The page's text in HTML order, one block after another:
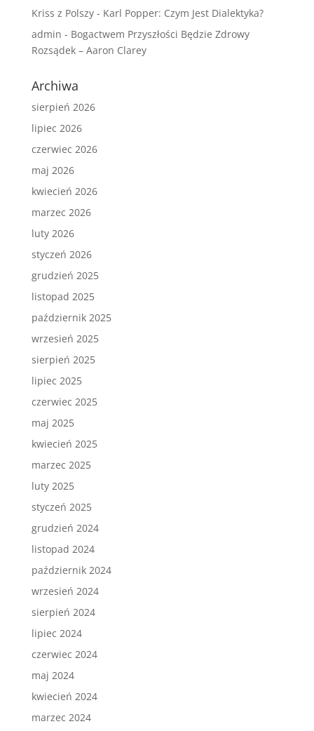
Kriss z Polszy- Karl Popper: Czym Jest Dialektyka?
admin - Bogactwem Przyszłości Będzie Zdrowy
Rozsądek – Aaron Clarey
Archiwa
sierpień 2026
lipiec 2026
czerwiec 2026
maj 2026
kwiecień 2026
marzec 2026
luty 2026
styczeń 2026
grudzień 2025
listopad 2025
październik 2025
wrzesień 2025
sierpień 2025
lipiec 2025
czerwiec 2025
maj 2025
kwiecień 2025
marzec 2025
luty 2025
styczeń 2025
grudzień 2024
listopad 2024
październik 2024
wrzesień 2024
sierpień 2024
lipiec 2024
czerwiec 2024
maj 2024
kwiecień 2024
marzec 2024